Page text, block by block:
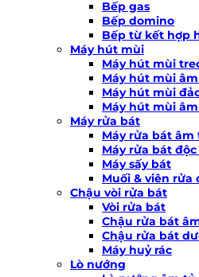
Bếp gas
Bếp domino
Bếp từ kết hợp
Máy hút mùi
Máy hút mùi
Máy hút mùi
Máy hút mùi
Máy hút mùi
Máy rửa bát
Máy rửa bát âm
Máy rửa bát
Máy sấy bát
Muối & viên rửa
Chậu vòi rửa bát
Vòi rửa bát
Chậu rửa bát
Chậu rửa bát
Máy huỷ rác
Lò nướng